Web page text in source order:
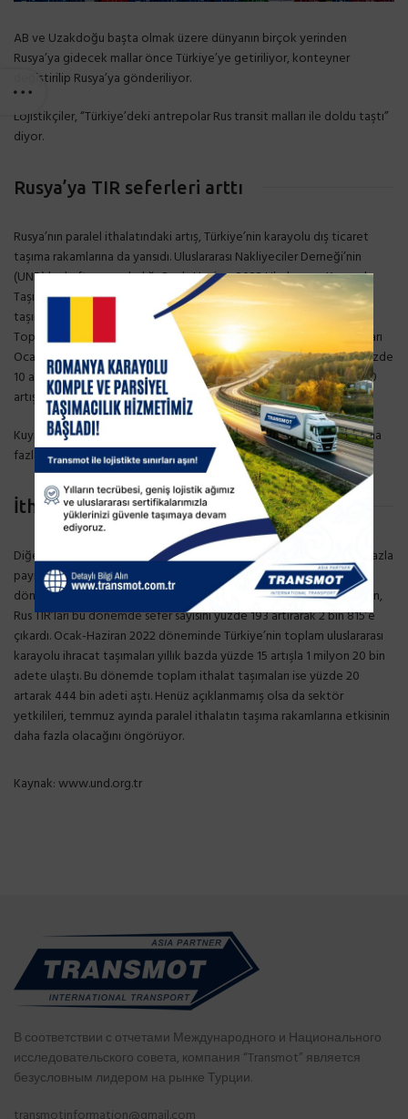
AB ve Uzakdoğu başta olmak üzere dünyanın birçok yerinden
Rusya’ya gidecek mallar önce Türkiye’ye getiriliyor, konteyner
değiştirilip Rusya’ya gönderiliyor.
Lojistikçiler, “Türkiye’deki antrepolar Rus transit malları ile doldu taştı”
diyor.
Rusya’ya TIR seferleri arttı
Rusya’nın paralel ithalatındaki artış, Türkiye’nin karayolu dış ticaret
taşıma rakamlarına da yansıdı. Uluslararası Nakliyeciler Derneği’nin
(UND) bu hafta yayımladığı Ocak-Haziran 2022 Uluslararası Karayolu
Taşımacılık İstatistikleri raporunda, Türkiye’den Rusya’ya yapılan
taşımalardaki artış dikkat çekti. Türkiye’den bağımsız devletler
Topluluğu (BDT)ve Orta Asya ülkelerine yapılan ihracat taşıma sayıları
Ocak-Haziran 2022 döneminde geçen yılın aynı dönemine göre, yüzde
10 artarken, bu dönemde Türk TIR’larının Rusya’ya seferleri yüzde 40
artış gösterdi.
Kuyrukta bekleyen araçlar da dikkate alındığında bu oranın çok daha
fazla olduğu vurgulandı.
İthalatta Rus TIR’ları rekor kırdı
Diğer yandan, yılın ilk yarısında Türkiye’nin ithalat taşımalarında en fazla
payını artıran yabancı araçlar Rus TIR’ları oldu. Ocak-Haziran 2022
döneminde Türkiye’nin karayolu ithalat taşımaları yüzde 20 artarken,
Rus TIR’ları bu dönemde sefer sayısını yüzde 193 artırarak 2 bin 815’e
çıkardı. Ocak-Haziran 2022 döneminde Türkiye’nin toplam uluslararası
karayolu ihracat taşımaları yıllık bazda yüzde 15 artışla 1 milyon 20 bin
adete ulaştı. Bu dönemde toplam ithalat taşımaları ise yüzde 20
artarak 444 bin adeti aştı. Henüz açıklanmamış olsa da sektör
yetkilileri, temmuz ayında paralel ithalatın taşıma rakamlarına etkisinin
daha fazla olacağını öngörüyor.
Kaynak:www.und.org.tr
В соответствии с отчетами Международного и Национального
исследовательского совета, компания “Transmot” является
безусловным лидером на рынке Турции.